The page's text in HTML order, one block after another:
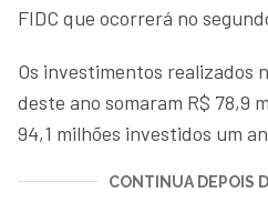
FIDC que ocorrerá no
Os investimentos realizados
deste ano somaram R$ 78,9
94,1 milhões investidos um
CONTINUA DEPOIS